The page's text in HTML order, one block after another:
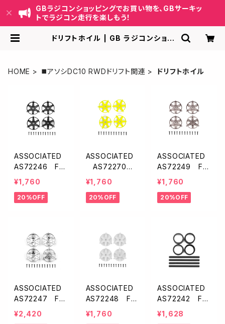
GBラジコンショッピングでお買い物を、GBサーキッ
トでラジコン走行を楽しもう！
ドリフトホイル | GB ラジコンショッ
HOME
◼️アソシDC10 RWDドリフト関連 ドリフトホイル
ASSOCIATED
AS72246 FT
アジャスタブル
ホイール・フェー
スプレート【ブラ
¥1,760
20%OFF
ASSOCIATED
AS72270 F
T アジャスタブ
ルホイール・フェ
ースプレート【イ
¥1,760
20%OFF
ASSOCIATED
AS72249 FT
アジャスタブル
ホイール・フェー
スプレート【ブロ
¥1,760
20%OFF
ASSOCIATED
AS72247 FT
アジャスタブル
ホイール・フェー
¥2,420
ASSOCIATED
AS72248 FT
アジャスタブル
ホイール・フェー
¥1,760
ASSOCIATED
AS72242 FT
アジャスタブル
ホイール・リム
¥1,628